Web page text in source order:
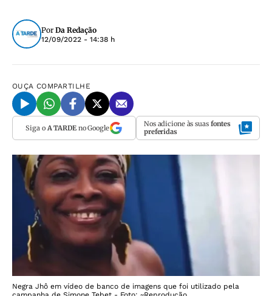
Por Da Redação
12/09/2022 - 14:38 h
OUÇA COMPARTILHE
Siga o A TARDEno Google Nos adicione às suas fontes
preferidas
Negra Jhô em vídeo de banco de imagens que foi utilizado pela